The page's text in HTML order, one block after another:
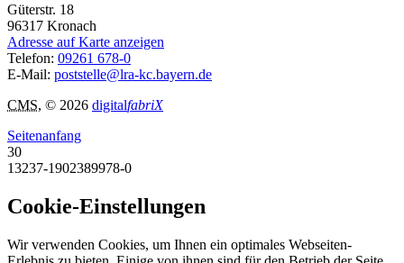
Güterstr. 18
96317 Kronach
Adresse auf Karte anzeigen
Telefon: 09261 678-0
E-Mail: poststelle@lra-kc.bayern.de
CMS, © 2026 digitalfabriX
Seitenanfang
30
13237-1902389978-0
Cookie-Einstellungen
Wir verwenden Cookies, um Ihnen ein optimales Webseiten-